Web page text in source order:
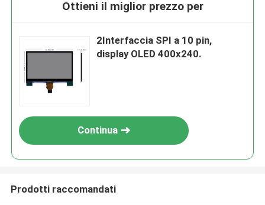
Ottieni il miglior prezzo per
2Interfaccia SPI a 10 pin,
display OLED 400x240.
Continua
Prodotti raccomandati